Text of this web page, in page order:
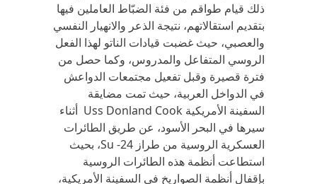
ذلك قيام طواقم من فئة الضبّاط العاملين فيها
بتقديم استقالاتهم، نتيجة الذعر والانهيار النفسي
والعصبي، حيث غضبت قيادات الناتو لهذا الفعل
الروسي المتفاعل والمدروس، وكما حصل من
فترة قصيرة وقبل تفعيل مجتمعات الدواعش
في الدواخل العربية، حيث تمت مضايقة
السفينة الأمريكية Uss Donland Cook أثناء
سيرها في البحر الأسود، عن طريق الطائرات
العسكرية الروسية من طراز Su -24، بحيث
استطاعت أنظمة هذه الطائرات الروسية
بإقفال أنظمة الصواريخ في السفينة الأمريكية،